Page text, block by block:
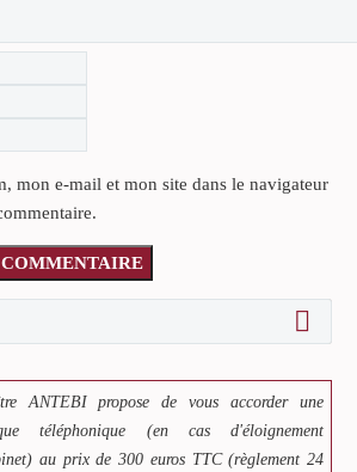
mon e-mail et mon site dans le navigateur
ANTEBI propose de vous accorder une
téléphonique (en cas d'éloignement
au prix de 300 euros TTC (règlement 24